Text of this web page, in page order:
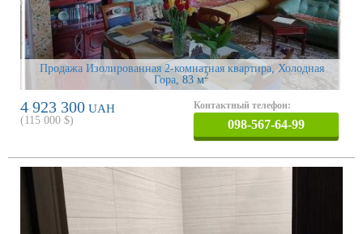
Продажа Изолированная 2-комнатная квартира, Холодная
Гора , 83 м2
4 923 300 UAH
(115 000 $)
Контактный телефон:
098-567-64-99